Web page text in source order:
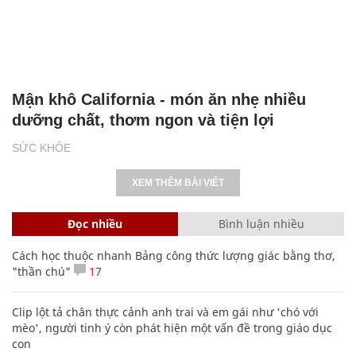
SỨC KHỎE
Mận khô California - món ăn nhẹ nhiều
dưỡng chất, thơm ngon và tiện lợi
XEM THÊM BÀI VIẾT
Đọc nhiều Bình luận nhiều
Cách học thuộc nhanh Bảng công thức lượng giác bằng thơ,
"thần chú"
17
Clip lột tả chân thực cảnh anh trai và em gái như 'chó với
mèo', người tinh ý còn phát hiện một vấn đề trong giáo dục
con